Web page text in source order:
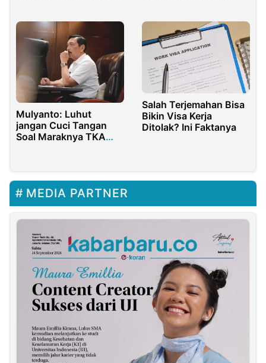
Hujan
Mulyanto: Luhut
jangan Cuci Tangan
Soal Maraknya TKA
Salah Terjemahan Bisa
Bikin Visa Kerja
Ditolak? Ini Faktanya
MEDIA PARTNER